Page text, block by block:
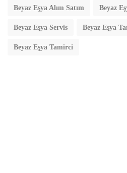
Beyaz Eşya Alım Satım Beyaz
Beyaz Eşya Servis Beyaz Eşya
Beyaz Eşya Tamirci